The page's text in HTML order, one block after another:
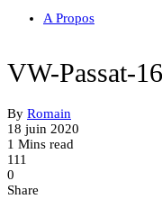
A Propos
VW-Passat-16
By Romain
18 juin 2020
1 Mins read
111
0
Share